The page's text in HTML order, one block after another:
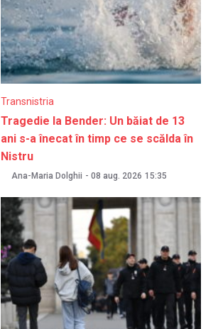
Transnistria
Tragedie la Bender: Un băiat de 13
ani s-a înecat în timp ce se scălda în
Nistru
Ana-Maria Dolghii - 08 aug. 2026 15:35